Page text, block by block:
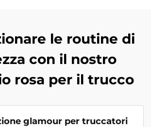
le routine di
con il nostro
rosa per il trucco
glamour per truccatori